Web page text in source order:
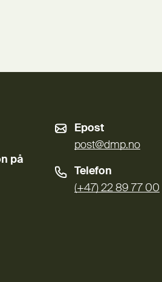
på
Epost
post@dmp.no
Telefon
(+47) 22 89 77 00